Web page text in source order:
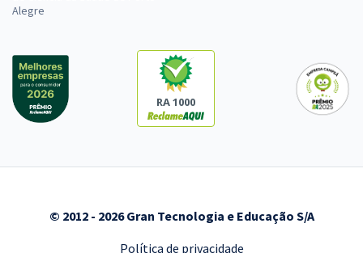
Alegre
RA 1000
© 2012 - 2026 Gran Tecnologia e Educação S/A
Política de privacidade